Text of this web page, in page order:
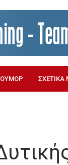
ΣΧΕΤΙΚΑ